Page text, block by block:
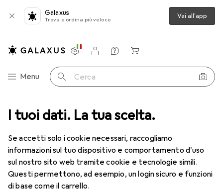
I tuoi dati. La tua scelta.
Se accetti solo i cookie necessari, raccogliamo
informazioni sul tuo dispositivo e comportamento d'uso
sul nostro sito web tramite cookie e tecnologie simili.
Questi permettono, ad esempio, un login sicuro e funzioni
di base come il carrello.
Galaxus
Trova e ordina più veloce Vai all'app
Categoria Navigazione
Menu Cerca
Impostazioni
Conto cliente
Liste di confronto
Liste dei desideri
Carrello
Lenti a contatto Air Optix più HydraGlyde per l'astigmatismo
1 Immagine
Air Optix più HydraGlyde per
EUR
53,58 EUR
8,93/1pz.